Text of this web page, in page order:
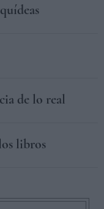
de lo real
libros